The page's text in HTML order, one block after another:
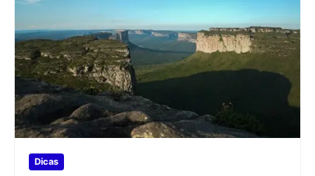
Dicas